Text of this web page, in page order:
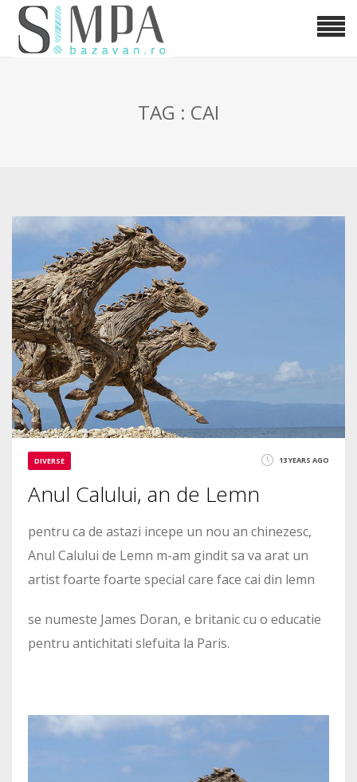
TAG : CAI
DIVERSE 13 YEARS AGO
Anul Calului, an de Lemn
pentru ca de astazi incepe un nou an chinezesc,
Anul Calului de Lemn m-am gindit sa va arat un
artist foarte foarte special care face cai din lemn
se numeste James Doran, e britanic cu o educatie
pentru antichitati slefuita la Paris.